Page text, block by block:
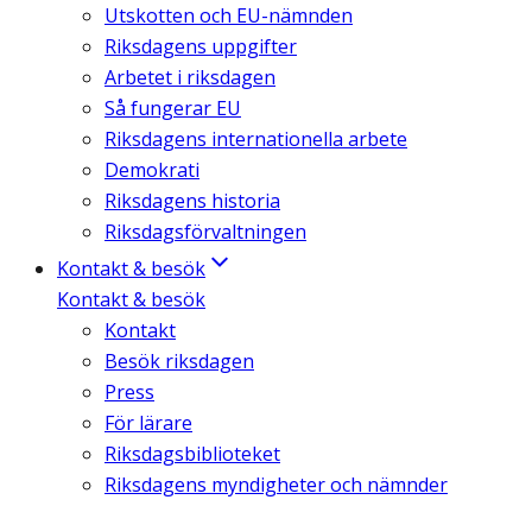
Utskotten och EU-nämnden
Riksdagens uppgifter
Arbetet i riksdagen
Så fungerar EU
Riksdagens internationella arbete
Demokrati
Riksdagens historia
Riksdagsförvaltningen
Kontakt & besök
Kontakt & besök
Kontakt
Besök riksdagen
Press
För lärare
Riksdagsbiblioteket
Riksdagens myndigheter och nämnder